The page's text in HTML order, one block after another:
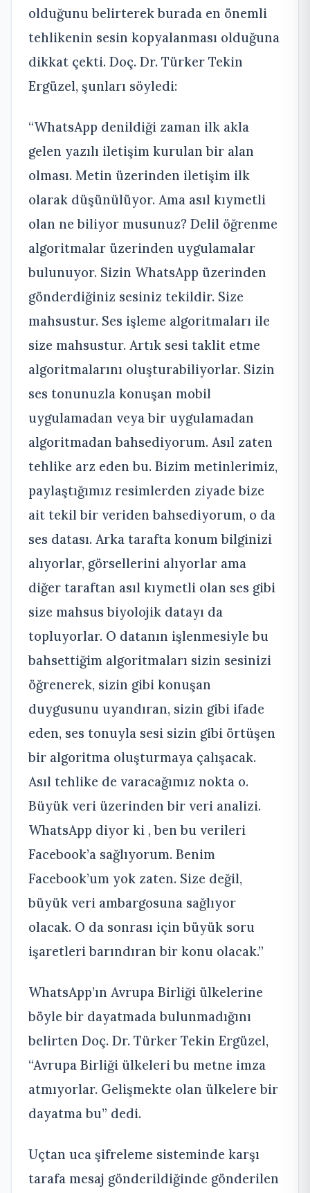
olduğunu belirterek burada en önemli
tehlikenin sesin kopyalanması olduğuna
dikkat çekti. Doç. Dr. Türker Tekin
Ergüzel, şunları söyledi:
“WhatsApp denildiği zaman ilk akla
gelen yazılı iletişim kurulan bir alan
olması. Metin üzerinden iletişim ilk
olarak düşünülüyor. Ama asıl kıymetli
olan ne biliyor musunuz? Delil öğrenme
algoritmalar üzerinden uygulamalar
bulunuyor. Sizin WhatsApp üzerinden
gönderdiğiniz sesiniz tekildir. Size
mahsustur. Ses işleme algoritmaları ile
size mahsustur. Artık sesi taklit etme
algoritmalarını oluşturabiliyorlar. Sizin
ses tonunuzla konuşan mobil
uygulamadan veya bir uygulamadan
algoritmadan bahsediyorum. Asıl zaten
tehlike arz eden bu. Bizim metinlerimiz,
paylaştığımız resimlerden ziyade bize
ait tekil bir veriden bahsediyorum, o da
ses datası. Arka tarafta konum bilginizi
alıyorlar, görsellerini alıyorlar ama
diğer taraftan asıl kıymetli olan ses gibi
size mahsus biyolojik datayı da
topluyorlar. O datanın işlenmesiyle bu
bahsettiğim algoritmaları sizin sesinizi
öğrenerek, sizin gibi konuşan
duygusunu uyandıran, sizin gibi ifade
eden, ses tonuyla sesi sizin gibi örtüşen
bir algoritma oluşturmaya çalışacak.
Asıl tehlike de varacağımız nokta o.
Büyük veri üzerinden bir veri analizi.
WhatsApp diyor ki , ben bu verileri
Facebook’a sağlıyorum. Benim
Facebook’um yok zaten. Size değil,
büyük veri ambargosuna sağlıyor
olacak. O da sonrası için büyük soru
işaretleri barındıran bir konu olacak.”
WhatsApp’ın Avrupa Birliği ülkelerine
böyle bir dayatmada bulunmadığını
belirten Doç. Dr. Türker Tekin Ergüzel,
“Avrupa Birliği ülkeleri bu metne imza
atmıyorlar. Gelişmekte olan ülkelere bir
dayatma bu” dedi.
Uçtan uca şifreleme sisteminde karşı
tarafa mesaj gönderildiğinde gönderilen